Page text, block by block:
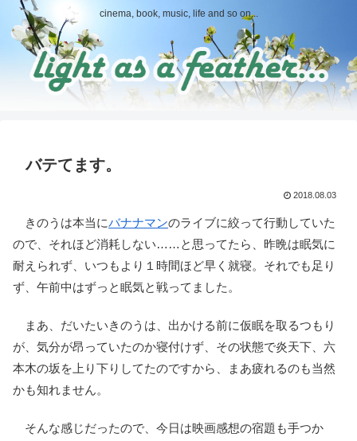
cinema, book, music, life and so on...
バテてます。
2018.08.03
きのうは本当にバナナマンのライブに絞って行動していた
ので、それほど消耗しない……と思ってたら、昨晩は眠気に
耐えられず、いつもより１時間ほど早く就寝。それでも足り
ず、午前中はずっと眠気と戦ってました。
まあ、だいたいきのうは、出かける前に仮眠を取るつもり
が、気分が昂っていたのか寝付けず、その状態で炎天下、六
本木の坂を上り下りしてたのですから、まあ疲れるのも当然
かも知れません。
そんな感じだったので、今日は映画感想の宿題も手つか